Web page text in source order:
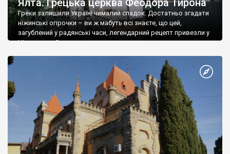
Греки залишили Україні чималий спадок. Достатньо згадати
ніжинські огірочки – ви ж мабуть всі знаєте, що цей,
загублений у радянські часи, легендарний рецепт привезли у
Ніжин греки?